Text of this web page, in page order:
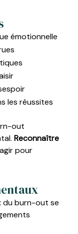
émotionnelle
les réussites
out
Reconnaître
pour
du burn-out se